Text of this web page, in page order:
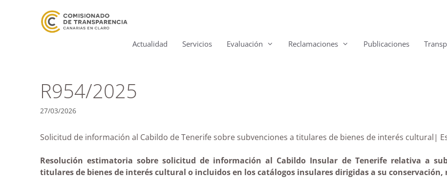
Actualidad Servicios Evaluación Reclamaciones Publicaciones
R954/2025
27/03/2026
Solicitud de información al Cabildo de Tenerife sobre subvenciones a titulares de bienes de interés
Resolución estimatoria sobre solicitud de información al Cabildo Insular de Tenerife relativa a
titulares de bienes de interés cultural o incluidos en los catálogos insulares dirigidas a su conservación,